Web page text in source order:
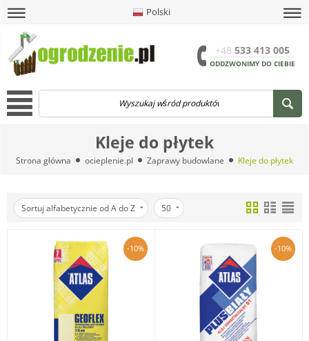
Polski
+48 533 413 005
ODDZWONIMY DO CIEBIE
menu
Kleje do płytek
Strona główna ocieplenie.pl Zaprawy budowlane Kleje do płytek
menu
Sortuj alfabetycznie od A do Z 50
-10% -10%
menu